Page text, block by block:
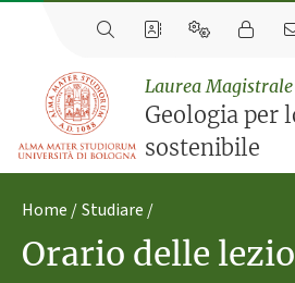
Laurea
Geologia per
sostenibile
Home Studiare
Orario delle